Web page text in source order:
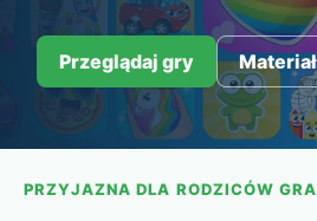
Przeglądaj gry
PRZYJAZNA DLA RODZICÓW